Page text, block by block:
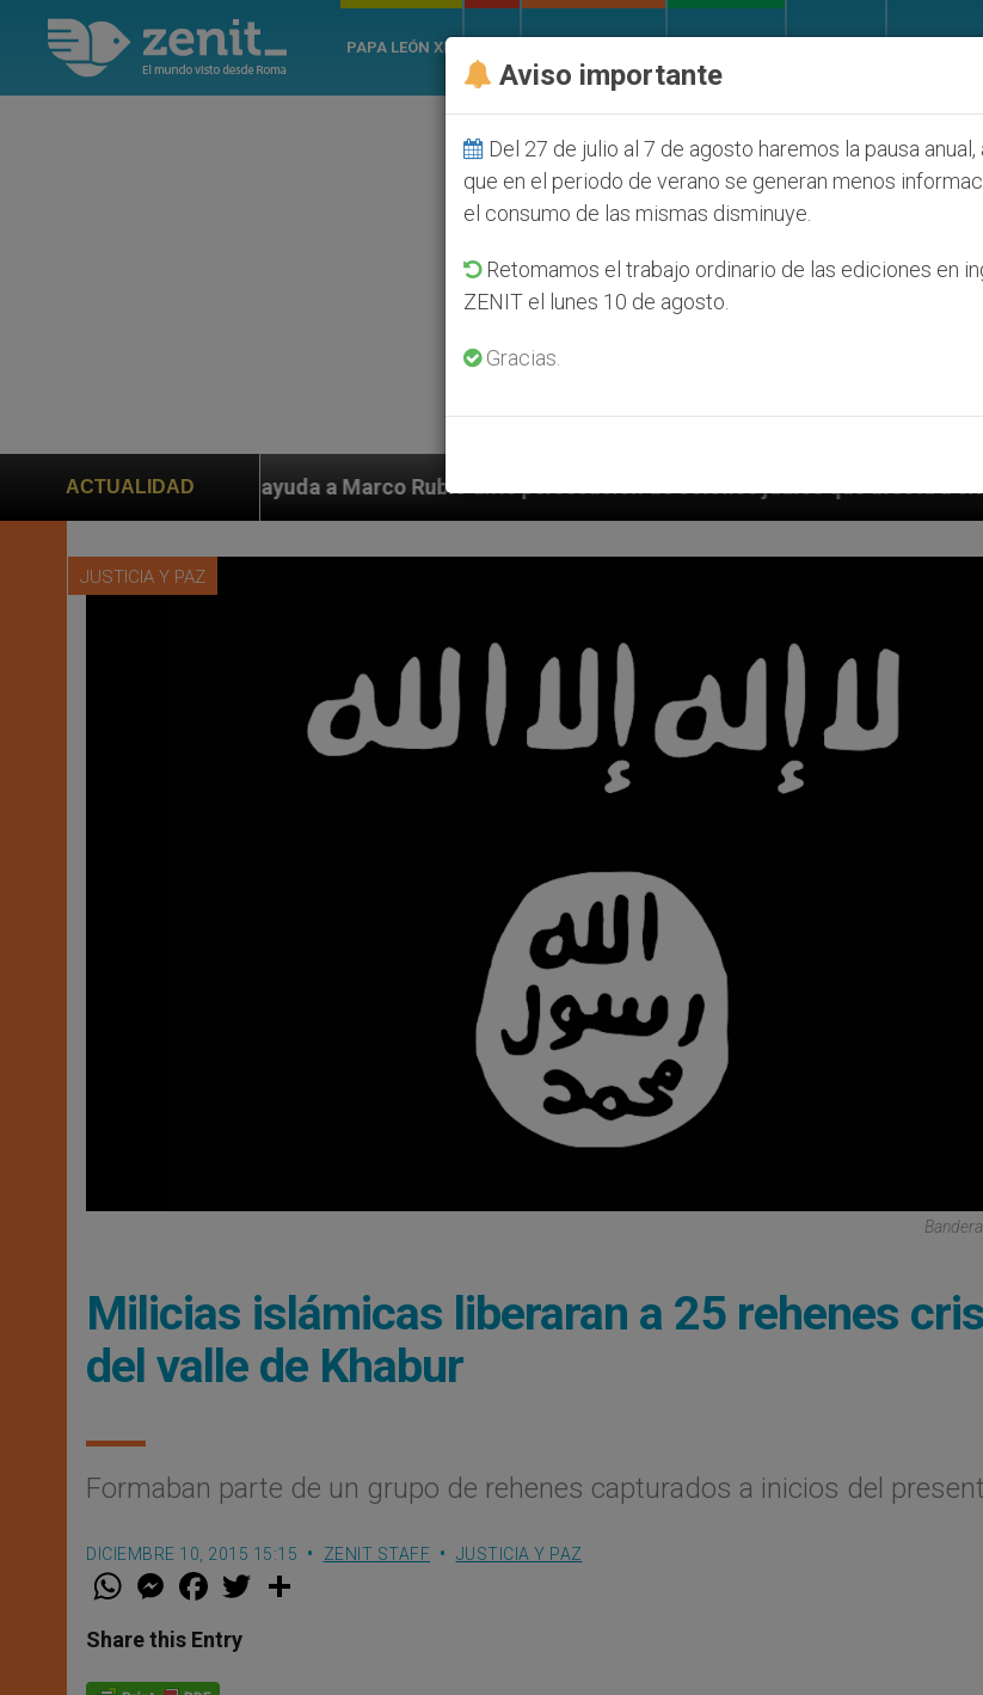
PAPA LEÓN XIV
ACTUALIDAD
ayuda a Marco Rubio ante persecución de colonos judíos que afecta a cristianos (y no sólo) en
JUSTICIA Y PAZ
Milicias islámicas liberaran a 25 rehenes
del valle de Khabur
Formaban parte de un grupo de rehenes capturados a inicios del
DICIEMBRE 10, 2015 15:15 ZENIT STAFF JUSTICIA Y PAZ
W
t
s
M
e
s
e
F
a
e
b
w
Share this Entry
Aviso importante
Del 27 de julio al 7 de agosto haremos la pausa
que en el periodo de verano se generan menos
el consumo de las mismas disminuye.
Retomamos el trabajo ordinario de las ediciones en
ZENIT el lunes 10 de agosto.
Gracias.